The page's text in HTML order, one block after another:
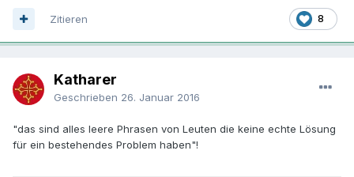
8
Zitieren
Katharer
Geschrieben 26. Januar 2016
"das sind alles leere Phrasen von Leuten die keine echte Lösung
für ein bestehendes Problem haben"!